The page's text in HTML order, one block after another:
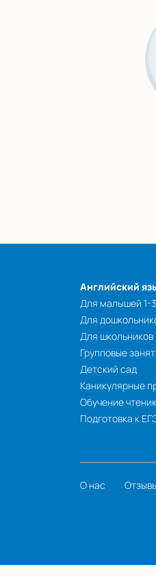
Английский
Для малышей 1-
Для
Для школьников
Групповые
Детский сад
Каникулярные
Обучение
Подготовка к
О нас